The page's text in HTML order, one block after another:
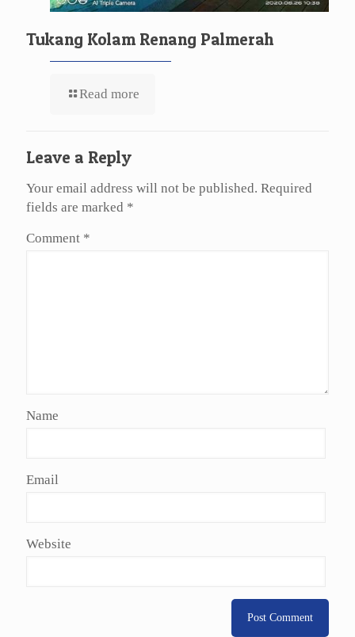
Tukang Kolam Renang Palmerah
Read more
Leave a Reply
Your email address will not be published. Required
fields are marked *
Comment *
Name
Email
Website